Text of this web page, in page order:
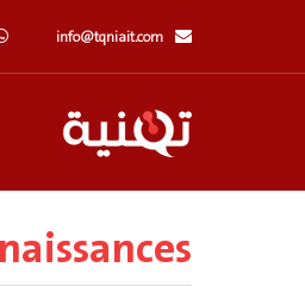
info@tqniait.com